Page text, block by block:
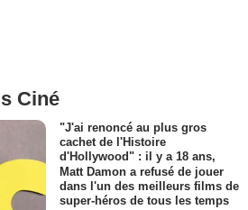
Ciné
"J'ai renoncé au plus gros
cachet de l'Histoire
d'Hollywood" : il y a 18 ans,
Matt Damon a refusé de jouer
dans l'un des meilleurs films de
super-héros de tous les temps